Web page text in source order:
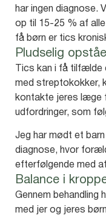
har ingen diagnose.
op til 15-25 % af
få børn er tics
Pludselig
Tics kan i få tilfælde
med streptokokker,
kontakte jeres læge
udfordringer, som
Jeg har mødt et barn
diagnose, hvor
efterfølgende med
Balance i
Gennem behandling
med jer og jeres